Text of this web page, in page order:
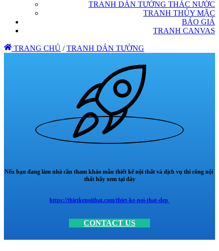
TRANH DÁN TƯỜNG THÁC NƯỚC
TRANH THỦY MẶC
BÁO GIÁ
TRANH CANVAS
TRANG CHỦ / TRANH DÁN TƯỜNG
Nếu bạn đang làm nhà cần tham khảo mẫu thiết kế nội thất và dịch vụ thi công nội
thất hãy xem tại đây
https://thietkenoithat.com/thiet-ke-noi-that-dep
CONTACT US